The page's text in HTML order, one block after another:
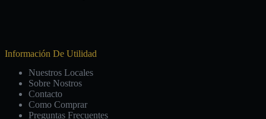
Información De Utilidad
Nuestros Locales
Sobre Nostros
Contacto
Como Comprar
Preguntas Frecuentes